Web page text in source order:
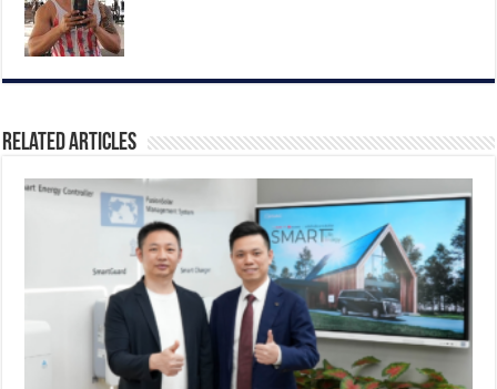
Related Articles